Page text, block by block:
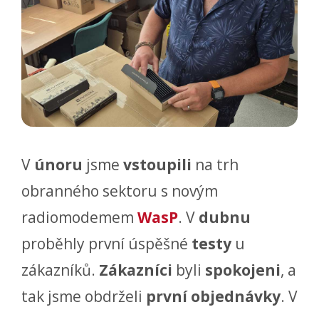
V únoru jsme vstoupili na trh
obranného sektoru s novým
radiomodemem WasP. V dubnu
proběhly první úspěšné testy u
zákazníků. Zákazníci byli spokojeni, a
tak jsme obdrželi první objednávky. V